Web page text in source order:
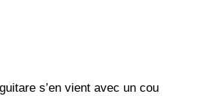
s’en vient avec un cou